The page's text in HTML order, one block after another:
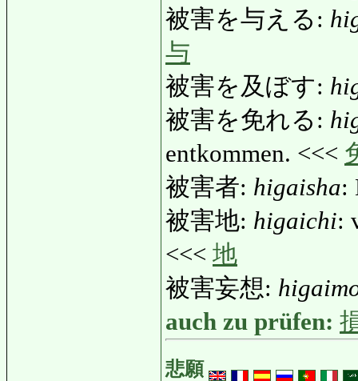
被害を与える:
与
被害を及ぼす:
被害を免れる:
entkommen. <<<
被害者: higaisha:
被害地: higaichi:
<<< 地
被害妄想:
auch zu prüfen:
悲願